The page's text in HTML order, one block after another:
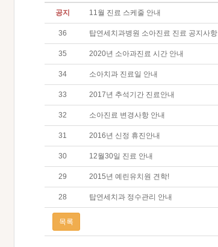
공지 11월 진료 스케줄 안내​
36 탑연세치과병원 소아진료 진료 공지사항
35 2020년 소아과진료 시간 안내
34 소아치과 진료일 안내
33 2017년 추석기간 진료안내
32 소아진료 변경사항 안내
31 2016년 신정 휴진안내
30 12월30일 진료 안내
29 2015년 예린유치원 견학!
28 탑연세치과 정수관리 안내
목록